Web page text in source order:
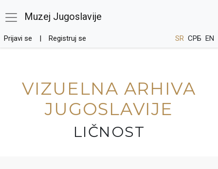
Muzej Jugoslavije
Prijavi se Registruj se SR СРБ EN
VIZUELNA ARHIVA
JUGOSLAVIJE
LIČNOST